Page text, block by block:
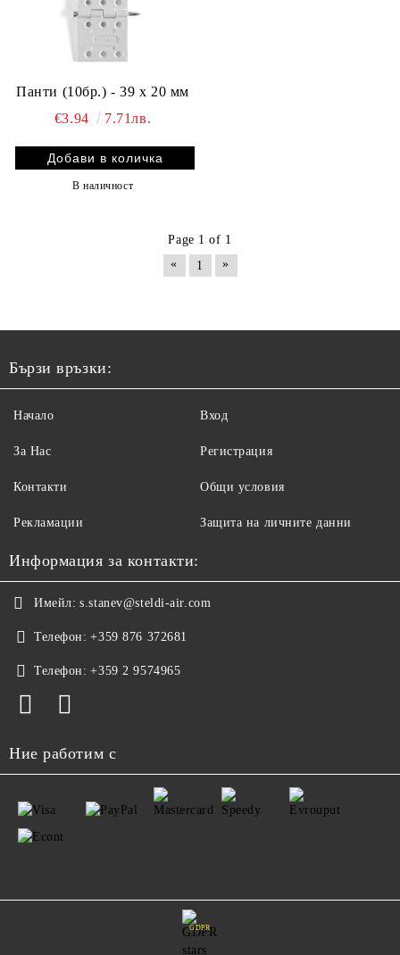
Панти (10бр.) - 39 x 20 мм
€3.94
7.71лв.
В наличност
Page 1 of 1
«
1 »
Бързи връзки:
Начало
За Нас
Контакти
Рекламации
Вход
Регистрация
Общи условия
Защита на личните данни
Информация за контакти:
Имейл: s.stanev@steldi-air.com
Телефон: +359 876 372681
Телефон: +359 2 9574965
Ние работим с
GDPR